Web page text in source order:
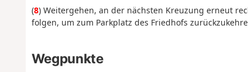
(8) Weitergehen, an der nächsten Kreuzung erneut
folgen, um zum Parkplatz des Friedhofs
Wegpunkte